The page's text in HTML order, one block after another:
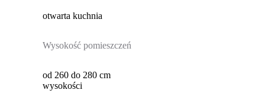
otwarta kuchnia
Wysokość pomieszczeń
od 260 do 280 cm
wysokości